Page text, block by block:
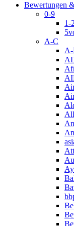
Bewertungen
0-9
1-
A-C
A-